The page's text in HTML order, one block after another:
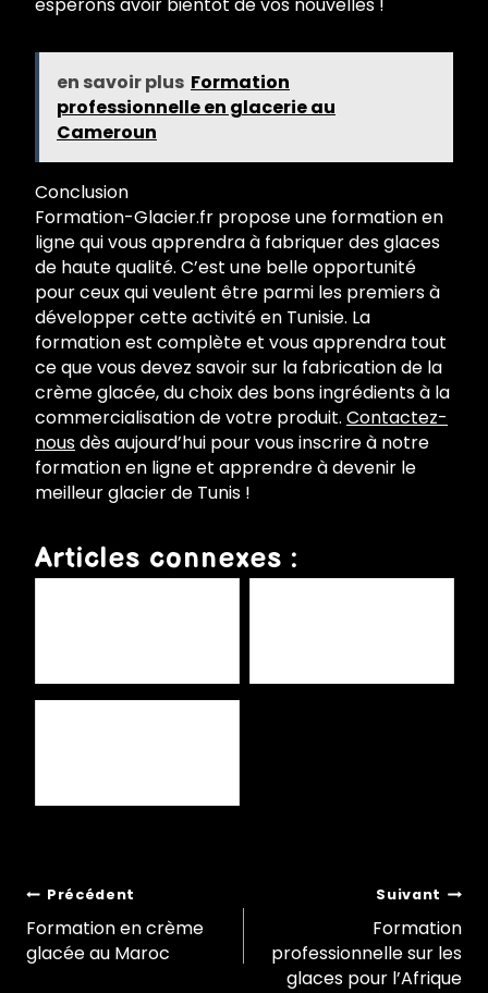
espérons avoir bientôt de vos nouvelles !
en savoir plus Formation
professionnelle en glacerie au
Cameroun
Conclusion
Formation-Glacier.fr propose une formation en
ligne qui vous apprendra à fabriquer des glaces
de haute qualité. C’est une belle opportunité
pour ceux qui veulent être parmi les premiers à
développer cette activité en Tunisie. La
formation est complète et vous apprendra tout
ce que vous devez savoir sur la fabrication de la
crème glacée, du choix des bons ingrédients à la
commercialisation de votre produit. Contactez-
nousdès aujourd’hui pour vous inscrire à notre
formation en ligne et apprendre à devenir le
meilleur glacier de Tunis !
Articles connexes :
Navigation
Précédent
Formation en crème
glacée au Maroc
Suivant
Formation
professionnelle sur les
glaces pour l’Afrique